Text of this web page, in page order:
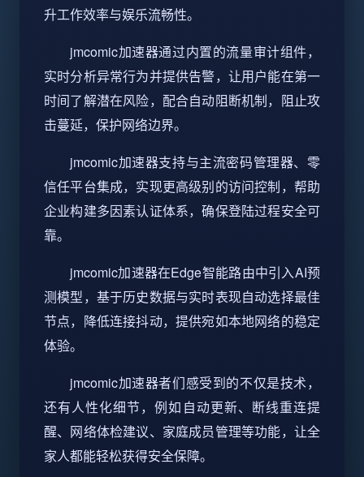
升工作效率与娱乐流畅性。
jmcomic加速器通过内置的流量审计组件，
实时分析异常行为并提供告警，让用户能在第一
时间了解潜在风险，配合自动阻断机制，阻止攻
击蔓延，保护网络边界。
jmcomic加速器支持与主流密码管理器、零
信任平台集成，实现更高级别的访问控制，帮助
企业构建多因素认证体系，确保登陆过程安全可
靠。
jmcomic加速器在Edge智能路由中引入AI预
测模型，基于历史数据与实时表现自动选择最佳
节点，降低连接抖动，提供宛如本地网络的稳定
体验。
jmcomic加速器者们感受到的不仅是技术，
还有人性化细节，例如自动更新、断线重连提
醒、网络体检建议、家庭成员管理等功能，让全
家人都能轻松获得安全保障。